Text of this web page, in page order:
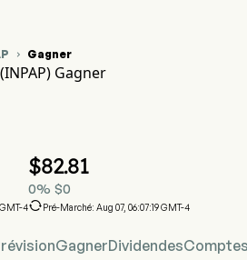
 Gagner
Gagner
4
$82.81
0% $0
Pré-Marché: Aug 07, 06:07:19 GMT-4
GagnerDividendes